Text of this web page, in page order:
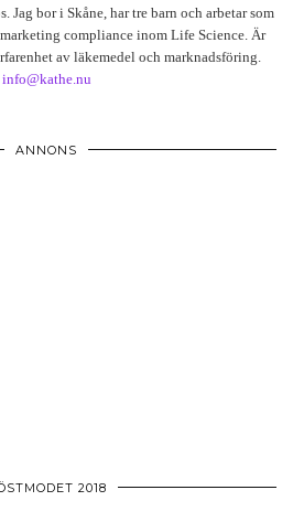
Jag bor i Skåne, har tre barn och arbetar som
compliance inom Life Science. Är
av läkemedel och marknadsföring.
info@kathe.nu
ANNONS
2018